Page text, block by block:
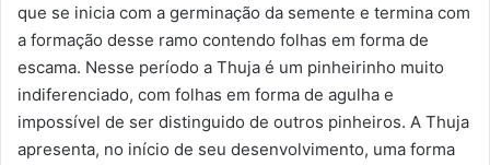
que se inicia com a germinação da semente e termina com
a formação desse ramo contendo folhas em forma de
escama. Nesse período a Thuja é um pinheirinho muito
indiferenciado, com folhas em forma de agulha e
impossível de ser distinguido de outros pinheiros. A Thuja
apresenta, no início de seu desenvolvimento, uma forma